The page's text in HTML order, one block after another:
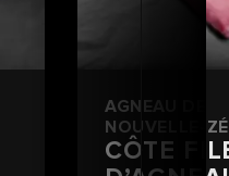
AGNEAU DE
NOUVELLE-
CÔTE